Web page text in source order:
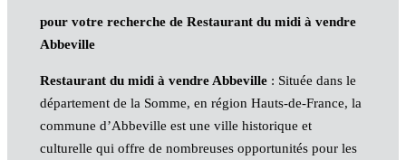
pour votre recherche de Restaurant du midi à vendre
Abbeville
Restaurant du midi à vendre Abbeville: Située dans le
département de la Somme, en région Hauts-de-France, la
commune d’Abbeville est une ville historique et
culturelle qui offre de nombreuses opportunités pour les